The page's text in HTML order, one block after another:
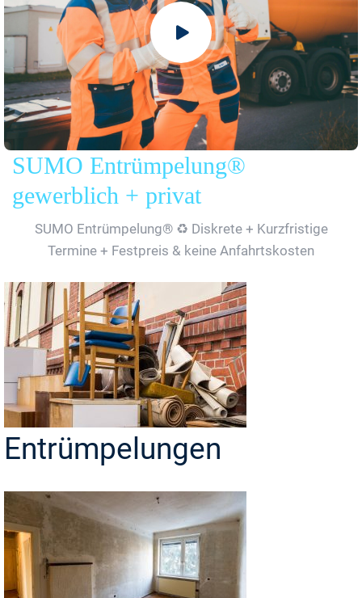
SUMO Entrümpelung®
gewerblich + privat
SUMO Entrümpelung® ♻️ Diskrete + Kurzfristige
Termine + Festpreis & keine Anfahrtskosten
Entrümpelungen